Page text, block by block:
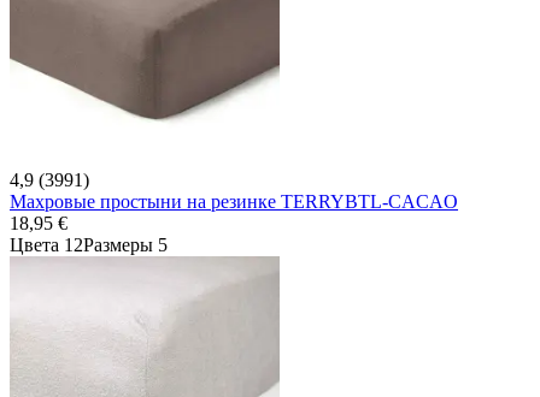
4,9 (3991)
Махровые простыни на резинке TERRYBTL-CACAO
18,95 €
Цвета 12Размеры 5